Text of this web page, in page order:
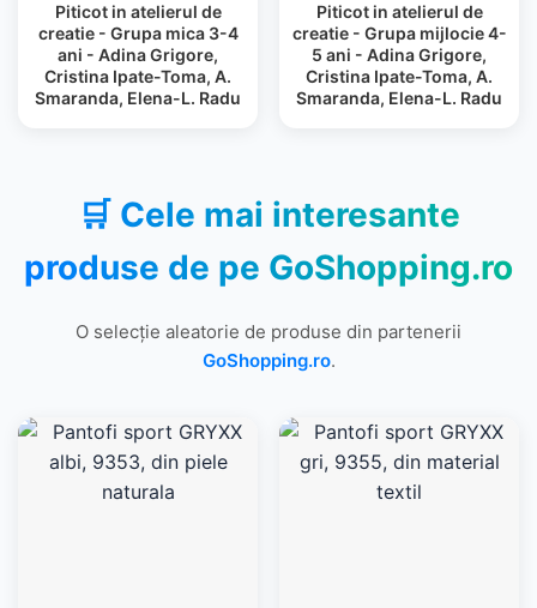
Piticot in atelierul de
creatie - Grupa mica 3-4
ani - Adina Grigore,
Cristina Ipate-Toma, A.
Smaranda, Elena-L. Radu
Piticot in atelierul de
creatie - Grupa mijlocie 4-
5 ani - Adina Grigore,
Cristina Ipate-Toma, A.
Smaranda, Elena-L. Radu
🛒 Cele mai interesante
produse de pe GoShopping.ro
O selecție aleatorie de produse din partenerii
GoShopping.ro.